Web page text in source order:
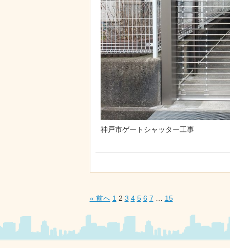
神戸市ゲートシャッター工事
« 前へ 1 2 3 4 5 6 7 15